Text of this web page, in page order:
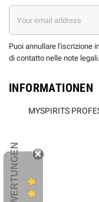
Puoi annullare l'iscrizione
di contatto nelle note legali.
INFORMATIONEN
MYSPIRITS